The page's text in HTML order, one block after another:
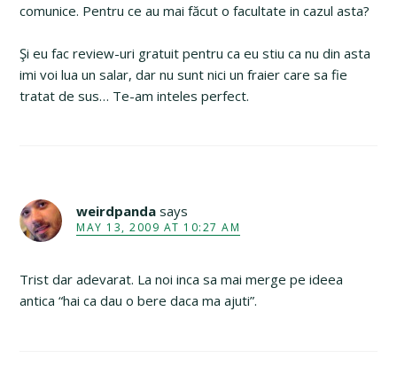
comunice. Pentru ce au mai făcut o facultate in cazul asta?
Şi eu fac review-uri gratuit pentru ca eu stiu ca nu din asta
imi voi lua un salar, dar nu sunt nici un fraier care sa fie
tratat de sus… Te-am inteles perfect.
weirdpanda says
MAY 13, 2009 AT 10:27 AM
Trist dar adevarat. La noi inca sa mai merge pe ideea
antica “hai ca dau o bere daca ma ajuti”.